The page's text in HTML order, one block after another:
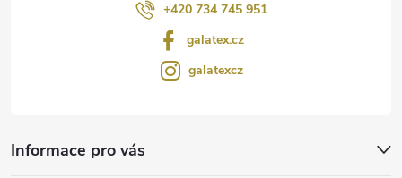
+420 734 745 951
galatex.cz
galatexcz
Informace pro vás